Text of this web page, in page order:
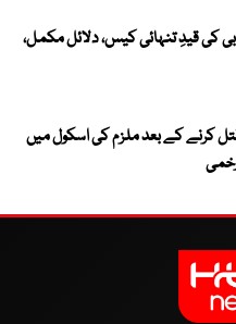
بی کی قیدِ تنہائی کیس، دلائل مکمل،
قتل کرنے کے بعد ملزم کی اسکول میں